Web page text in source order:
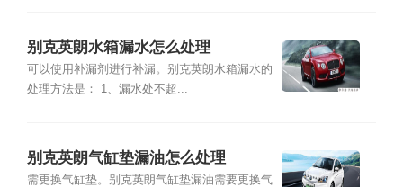
别克英朗水箱漏水怎么处理
可以使用补漏剂进行补漏。别克英朗水箱漏水的
处理方法是： 1、漏水处不超...
别克英朗气缸垫漏油怎么处理
需更换气缸垫。别克英朗气缸垫漏油需要更换气